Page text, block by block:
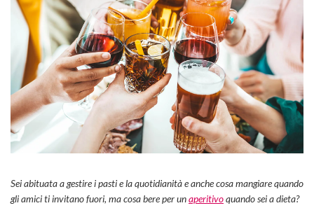
Sei abituata a gestire i pasti e la quotidianità e anche cosa mangiare quando
gli amici ti invitano fuori, ma cosa bere per unaperitivoquando sei a dieta?